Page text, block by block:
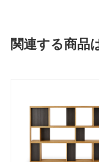
関連する商品